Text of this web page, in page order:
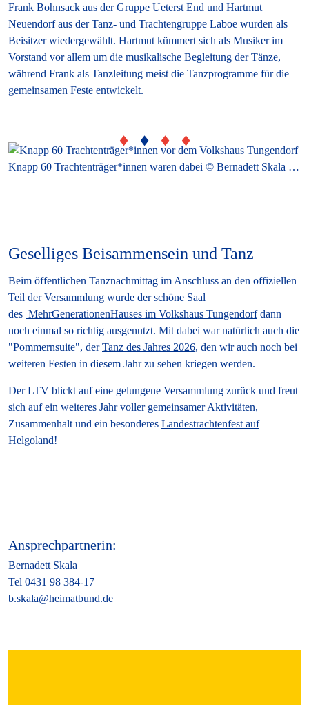
Frank Bohnsack aus der Gruppe Ueterst End und Hartmut
Neuendorf aus der Tanz- und Trachtengruppe Laboe wurden als
Beisitzer wiedergewählt. Hartmut kümmert sich als Musiker im
Vorstand vor allem um die musikalische Begleitung der Tänze,
während Frank als Tanzleitung meist die Tanzprogramme für die
gemeinsamen Feste entwickelt.
Knapp 60 Trachtenträger*innen waren dabei © Bernadett Skala / SHHB
Geselliges Beisammensein und Tanz
Beim öffentlichen Tanznachmittag im Anschluss an den offiziellen
Teil der Versammlung wurde der schöne Saal
des MehrGenerationenHauses im Volkshaus Tungendorfdann
noch einmal so richtig ausgenutzt. Mit dabei war natürlich auch die
"Pommernsuite", derTanz des Jahres 2026, den wir auch noch bei
weiteren Festen in diesem Jahr zu sehen kriegen werden.
Der LTV blickt auf eine gelungene Versammlung zurück und freut
sich auf ein weiteres Jahr voller gemeinsamer Aktivitäten,
Zusammenhalt und ein besonderes Landestrachtenfest auf
Helgoland!
Ansprechpartnerin:
Bernadett Skala
Tel 0431 98 384-17
b.skala@heimatbund.de